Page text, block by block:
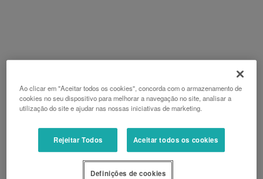
Ao clicar em "Aceitar todos os cookies", concorda com o armazenamento de
cookies no seu dispositivo para melhorar a navegação no site, analisar a
utilização do site e ajudar nas nossas iniciativas de marketing.
Rejeitar Todos Aceitar todos os cookies
Definições de cookies